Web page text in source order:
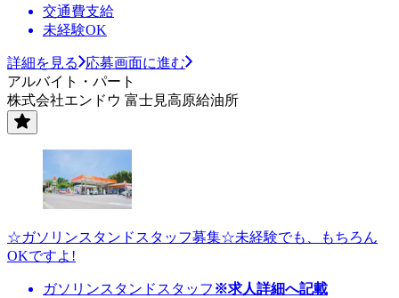
交通費支給
未経験OK
詳細を見る
応募画面に進む
アルバイト・パート
株式会社エンドウ 富士見高原給油所
☆ガソリンスタンドスタッフ募集☆未経験でも、もちろん
OKですよ!
ガソリンスタンドスタッフ ※求人詳細へ記載